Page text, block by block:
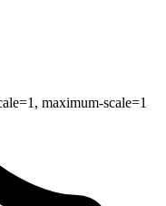
maximum-scale=1